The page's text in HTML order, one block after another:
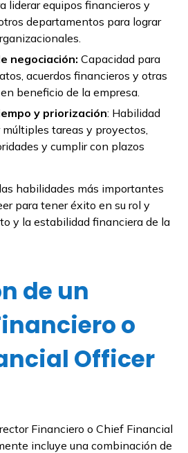
liderar equipos financieros y
departamentos para lograr
negociación: Capacidad para
acuerdos financieros y otras
beneficio de la empresa.
y priorización: Habilidad
tareas y proyectos,
y cumplir con plazos
habilidades más importantes
para tener éxito en su rol y
y la estabilidad financiera de la
de un
o
Officer
Financiero o Chief Financial
incluye una combinación de